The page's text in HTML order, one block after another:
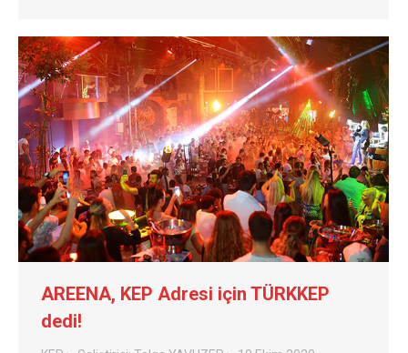
AREENA, KEP Adresi için TÜRKKEP
dedi!